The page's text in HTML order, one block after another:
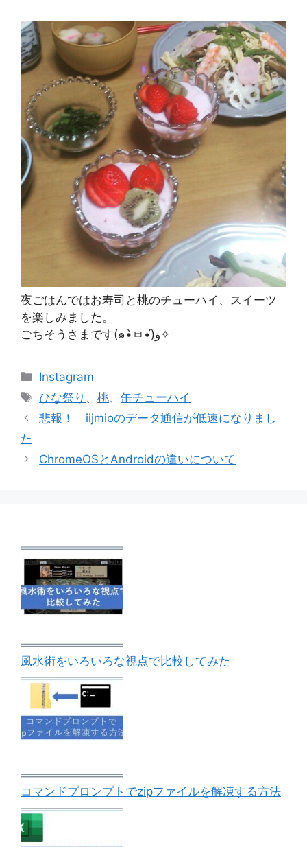
夜ごはんではお寿司と桃のチューハイ、スイーツ
を楽しみました。
ごちそうさまです(๑•̀ㅂ•́)و✧
カ
テ
ゴ
リ
Instagram
タ
グ
ひな祭り 、桃、缶チューハイ
悲報！ iijmioのデータ通信が低速になりまし
た
ChromeOSとAndroidの違いについて
風水術をいろいろな視点で比較してみた
コマンドプロンプトでzipファイルを解凍する方法